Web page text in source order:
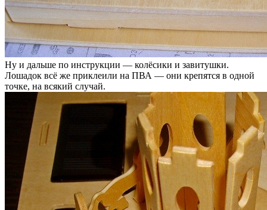
Ну и дальше по инструкции — колёсики и завитушки.
Лошадок всё же приклеили на ПВА — они крепятся в одной
точке, на всякий случай.